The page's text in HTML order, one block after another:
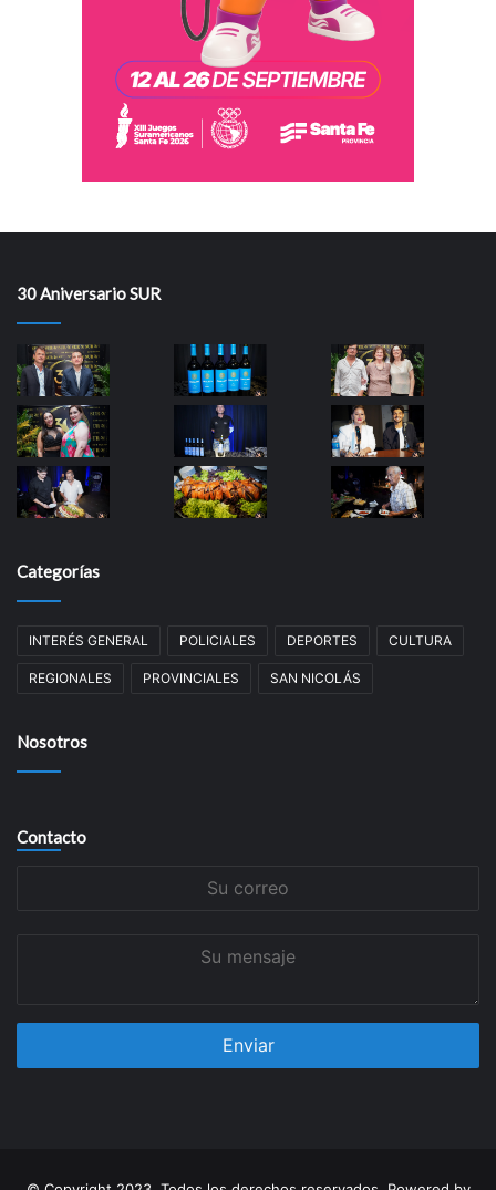
30 Aniversario SUR
Categorías
INTERÉS GENERAL POLICIALES DEPORTES CULTURA
REGIONALES PROVINCIALES SAN NICOLÁS
Nosotros
Contacto